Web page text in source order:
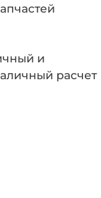
и
расчет